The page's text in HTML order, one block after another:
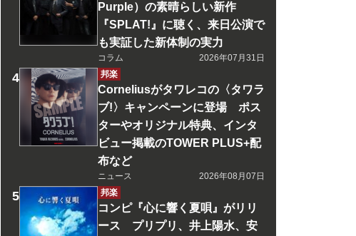
Purple）の素晴らしい新作
『SPLAT!』に聴く、来日公演で
も実証した新体制の実力
コラム
2026年07月31日
邦楽
Corneliusがタワレコの〈タワラ
ブ!〉キャンペーンに登場 ポス
ターやオリジナル特典、インタ
ビュー掲載のTOWER PLUS+配
布など
ニュース
2026年08月07日
邦楽
コンピ『心に響く夏唄』がリリ
ース プリプリ、井上陽水、安